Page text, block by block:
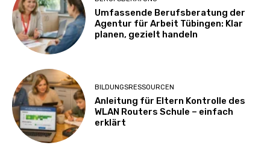
Umfassende Berufsberatung der
Agentur für Arbeit Tübingen: Klar
planen, gezielt handeln
BILDUNGSRESSOURCEN
Anleitung für Eltern Kontrolle des
WLAN Routers Schule – einfach
erklärt